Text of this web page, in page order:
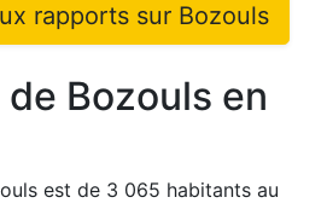
rapports sur Bozouls
de Bozouls en
est de 3 065 habitants au